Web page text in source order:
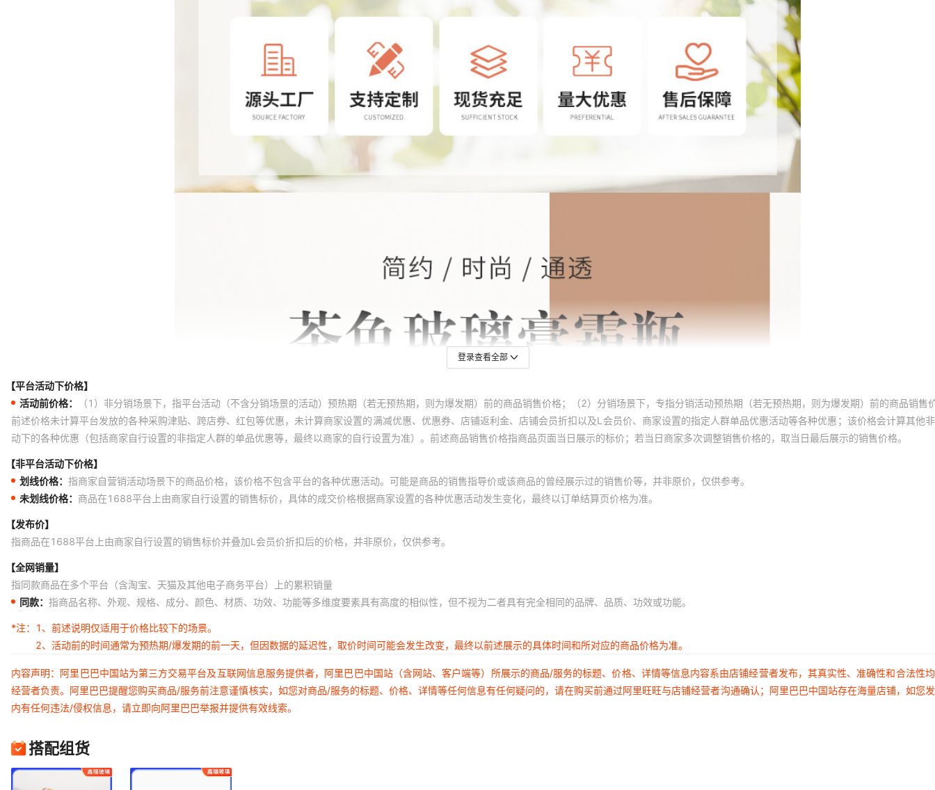
登录查看全部
【平台活动下价格】
活动前价格：
（1）非分销场景下，指平台活动（不含分销场景的活动）预热期（若无预热期，则为爆发期）前的商品销售价格；（2）分销场景下，专指分销活动预热期（若无预热期，则为爆发期）前的商品销售
前述价格未计算平台发放的各种采购津贴、跨店券、红包等优惠，未计算商家设置的满减优惠、优惠券、店铺返利金、店铺会员折扣以及L会员价、商家设置的指定人群单品优惠活动等各种优惠；该价格会计算其他
动下的各种优惠（包括商家自行设置的非指定人群的单品优惠等，最终以商家的自行设置为准）。前述商品销售价格指商品页面当日展示的标价；若当日商家多次调整销售价格的，取当日最后展示的销售价格。
【非平台活动下价格】
划线价格： 指商家自营销活动场景下的商品价格，该价格不包含平台的各种优惠活动。可能是商品的销售指导价或该商品的曾经展示过的销售价等，并非原价，仅供参考。
未划线价格： 商品在1688平台上由商家自行设置的销售标价，具体的成交价格根据商家设置的各种优惠活动发生变化，最终以订单结算页价格为准。
【发布价】
指商品在1688平台上由商家自行设置的销售标价并叠加L会员价折扣后的价格，并非原价，仅供参考。
【全网销量】
指同款商品在多个平台（含淘宝、天猫及其他电子商务平台）上的累积销量
同款： 指商品名称、外观、规格、成分、颜色、材质、功效、功能等多维度要素具有高度的相似性，但不视为二者具有完全相同的品牌、品质、功效或功能。
*注：
1、前述说明仅适用于价格比较下的场景。
2、活动前的时间通常为预热期/爆发期的前一天，但因数据的延迟性，取价时间可能会发生改变，最终以前述展示的具体时间和所对应的商品价格为准。
内容声明：阿里巴巴中国站为第三方交易平台及互联网信息服务提供者，阿里巴巴中国站（含网站、客户端等）所展示的商品/服务的标题、价格、详情等信息内容系由店铺经营者发布，其真实性、准确性和合法性
经营者负责。阿里巴巴提醒您购买商品/服务前注意谨慎核实，如您对商品/服务的标题、价格、详情等任何信息有任何疑问的，请在购买前通过阿里旺旺与店铺经营者沟通确认；阿里巴巴中国站存在海量店铺，如您
内有任何违法/侵权信息，请立即向阿里巴巴举报并提供有效线索。
搭配组货